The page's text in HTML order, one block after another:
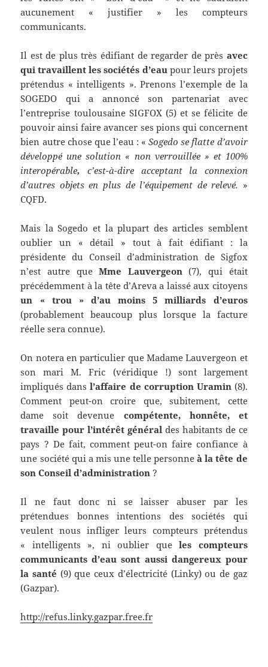
aucunement « justifier » les compteurs
communicants.
Il est de plus très édifiant de regarder de près avec
qui travaillent les sociétés d’eau pour leurs projets
prétendus « intelligents ». Prenons l’exemple de la
SOGEDO qui a annoncé son partenariat avec
l’entreprise toulousaine SIGFOX (5) et se félicite de
pouvoir ainsi faire avancer ses pions qui concernent
bien autre chose que l’eau : «Sogedo se flatte d’avoir
développé une solution « non verrouillée » et 100%
interopérable,
c’est-à-dire acceptant la connexion
d’autres objets en plus de l’équipement de relevé. »
CQFD.
Mais la Sogedo et la plupart des articles semblent
oublier un « détail » tout à fait édifiant : la
présidente du Conseil d’administration de Sigfox
n’est autre queMme Lauvergeon (7), qui était
précédemment à la tête d’Areva a laissé aux citoyens
un « trou » d’au moins 5 milliards d’euros
(probablement beaucoup plus lorsque la facture
réelle sera connue).
On notera en particulier que Madame Lauvergeon et
son mari M. Fric (véridique !) sont largement
impliqués dansl’affaire de corruption Uramin (8).
Comment peut-on croire que, subitement, cette
dame soit devenue compétente, honnête, et
travaille pour l’intérêt général des habitants de ce
pays ? De fait, comment peut-on faire confiance à
une société qui a mis une telle personneà la tête de
son Conseil d’administration ?
Il ne faut donc ni se laisser abuser par les
prétendues bonnes intentions des sociétés qui
veulent nous infliger leurs compteurs prétendus
« intelligents », ni oublier queles compteurs
communicants d’eau sont aussi dangereux pour
la santé (9) que ceux d’électricité (Linky) ou de gaz
(Gazpar).
http://refus.linky.gazpar.free.fr